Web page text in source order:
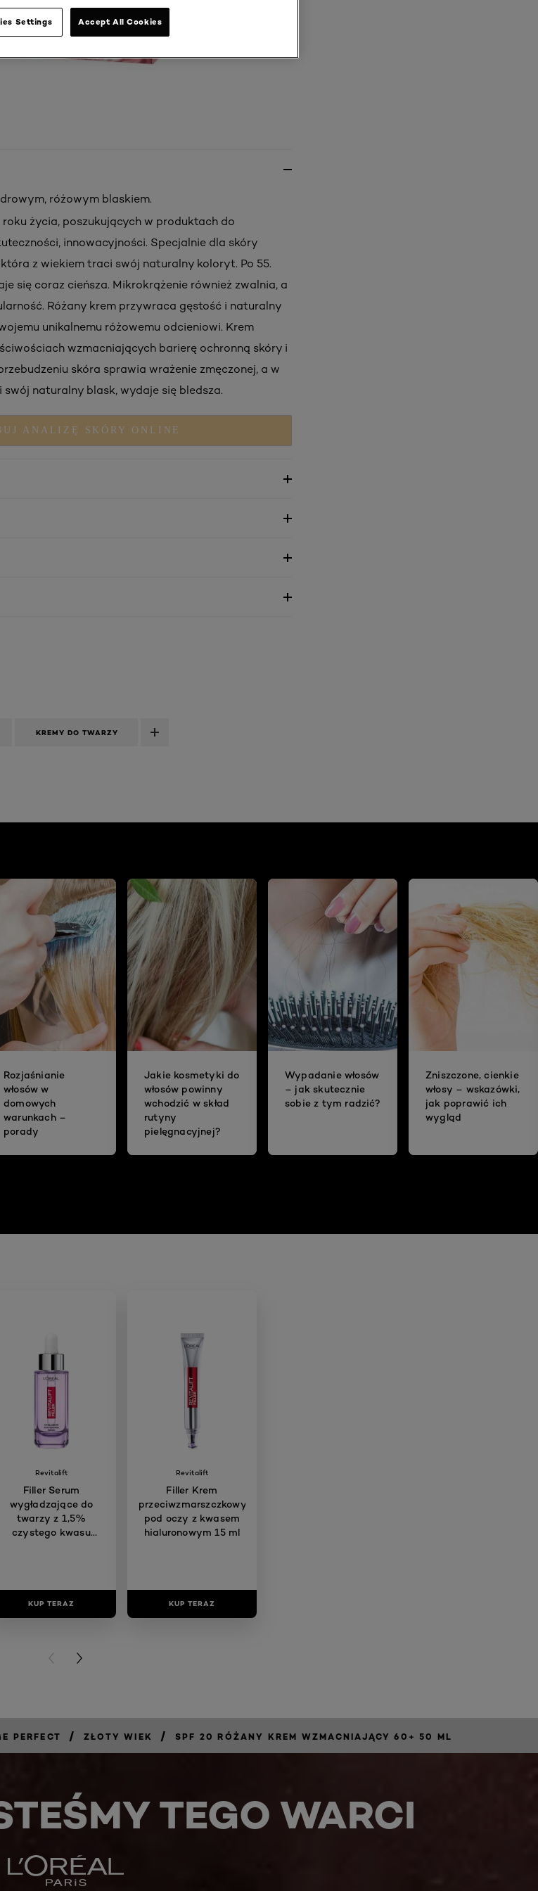
różowym blaskiem.
życia, poszukujących w produktach do
innowacyjności. Specjalnie dla skóry
z wiekiem traci swój naturalny koloryt. Po 55.
się coraz cieńsza. Mikrokrążenie również zwalnia, a
Różany krem przywraca gęstość i naturalny
unikalnemu różowemu odcieniowi. Krem
wzmacniających barierę ochronną skóry i
skóra sprawia wrażenie zmęczonej, a w
naturalny blask, wydaje się bledsza.
ANALIZĘ SKÓRY ONLINE
KREMY DO TWARZY
Rozjaśnianie
włosów w
domowych
warunkach –
porady
Jakie kosmetyki do
włosów powinny
wchodzić w skład
rutyny
pielęgnacyjnej?
Wypadanie włosów
– jak skutecznie
sobie z tym radzić?
Zniszczone, cienkie
włosy – wskazówki,
jak poprawić ich
wygląd
Revitalift
Filler Serum
wygładzające do
twarzy z 1,5%
czystego kwasu
KUP TERAZ
Revitalift
Filler Krem
przeciwzmarszczkowy
pod oczy z kwasem
hialuronowym 15 ml
KUP TERAZ
PREVIOUS CARD
NEXT CARD
PERFECT / ZŁOTY WIEK / SPF 20 RÓŻANY KREM WZMACNIAJĄCY 60+ 50 ML
TEGO WARCI
Settings Accept All Cookies